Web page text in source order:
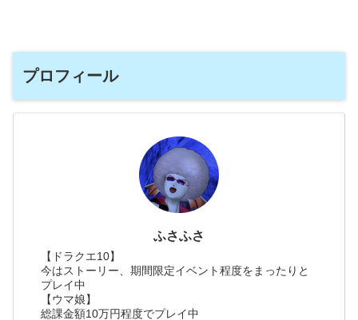
プロフィール
ふさふさ
【ドラクエ10】
今はストーリー、期間限定イベント程度をまったりと
プレイ中
【ウマ娘】
総課金額10万円程度でプレイ中